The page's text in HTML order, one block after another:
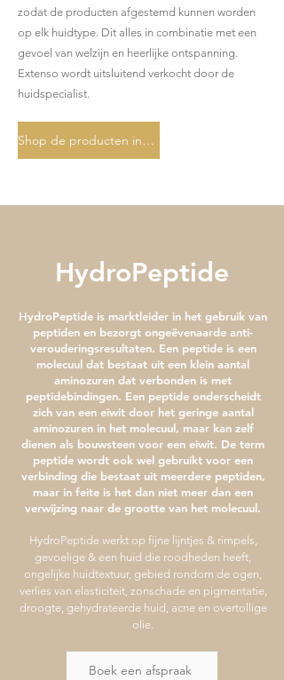
zodat de producten afgestemd kunnen worden
op elk huidtype. Dit alles in combinatie met een
gevoel van welzijn en heerlijke ontspanning.​
Extenso wordt uitsluitend verkocht door de
huidspecialist.
Shop de producten in de webshop
HydroPeptide
HydroPeptide is marktleider in het gebruik van
peptiden en bezorgt ongeëvenaarde anti-
verouderingsresultaten. Een peptide is een
molecuul dat bestaat uit een klein aantal
aminozuren dat verbonden is met
peptidebindingen. Een peptide onderscheidt
zich van een eiwit door het geringe aantal
aminozuren in het molecuul, maar kan zelf
dienen als bouwsteen voor een eiwit. De term
peptide wordt ook wel gebruikt voor een
verbinding die bestaat uit meerdere peptiden,
maar in feite is het dan niet meer dan een
verwijzing naar de grootte van het molecuul.
HydroPeptide werkt op fijne lijntjes & rimpels,
gevoelige & een huid die roodheden heeft,
ongelijke huidtextuur, gebied rondom de ogen,
verlies van elasticiteit, zonschade en pigmentatie,
droogte, gehydrateerde huid, acne en overtollige
olie.
Boek een afspraak